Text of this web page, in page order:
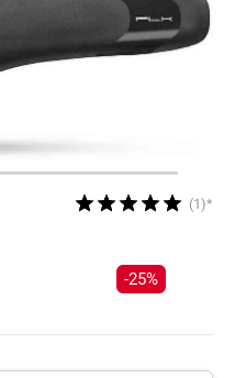
(1)*
-25%